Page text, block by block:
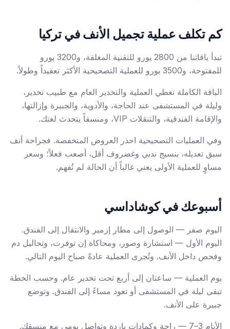
كم تكلف عملية تجميل الأنف في تركيا
تبدأ باقاتنا من 2800 يورو للتقنية المغلقة، و3200 يورو
للمفتوحة، و3500 يورو للعملية التصحيحية الأكثر تعقيداً وطولاً.
الباقة الكاملة تغطي العملية والتخدير العام مع طبيب تخدير،
وليلة في المستشفى عند الحاجة، والأدوية، والجبيرة وإزالتها،
والإقامة الفندقية، والتنقلات VIP، ومنسقاً يتحدث لغتك.
وفي العمليات التصحيحية احذر العروض المنخفضة. فجراحة أنف
سبق تعديله، بنسيج ندبي وغضروف أقل، أصعب فعلاً؛ وسعر
مساوٍ للعملية الأولى يعني غالباً أن الحالة لم تُفهم.
أسبوعك في كوشاداسي
اليوم صفر — الوصول إلى مطار إزمير والانتقال إلى الفندق.
اليوم الأول — استشارة وصور، ومحاكاة إن توفرت، وتحاليل دم
وفحص داخل الأنف. وتُجرى العملية عادةً صباح اليوم التالي.
يوم العملية — ساعتان إلى أربع تحت تخدير عام. وحسب الخطة
تبقى ليلة في المستشفى أو تعود مساءً إلى الفندق. وتوضع
جبيرة على الأنف.
الأيام 3–7 — راحة وكمادات باردة وتواصل يومي مع منسقك.